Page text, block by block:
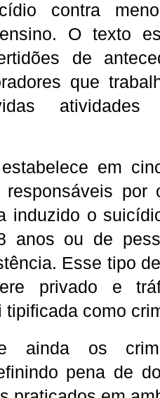
contra
O texto
de
que
em
responsáveis por
induzido o
anos ou de
Esse tipo
privado e
tipificada como
ainda os
pena de